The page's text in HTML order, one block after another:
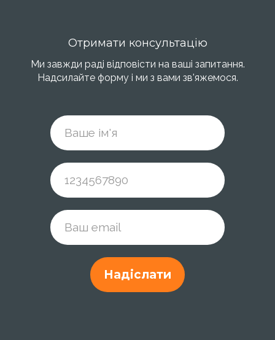
Отримати консультацію
Ми завжди раді відповісти на ваші запитання.
Надсилайте форму і ми з вами зв'яжемося.
Надіслати